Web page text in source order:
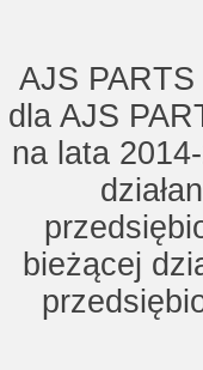
AJS
dla AJS
na lata
bieżącej